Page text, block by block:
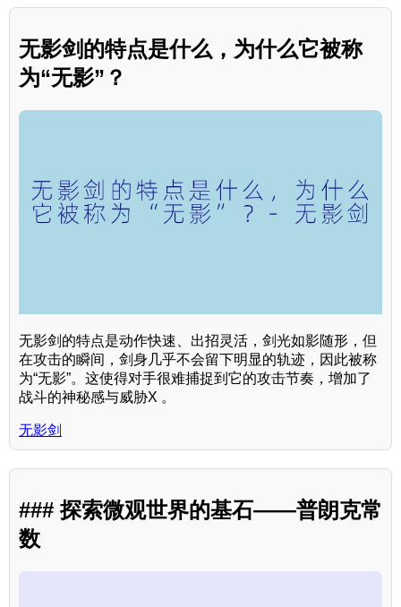
无影剑的特点是什么，为什么它被称
为“无影”？
无影剑的特点是动作快速、出招灵活，剑光如影随形，但
在攻击的瞬间，剑身几乎不会留下明显的轨迹，因此被称
为“无影”。这使得对手很难捕捉到它的攻击节奏，增加了
战斗的神秘感与威胁X 。
无影剑
### 探索微观世界的基石——普朗克常
数